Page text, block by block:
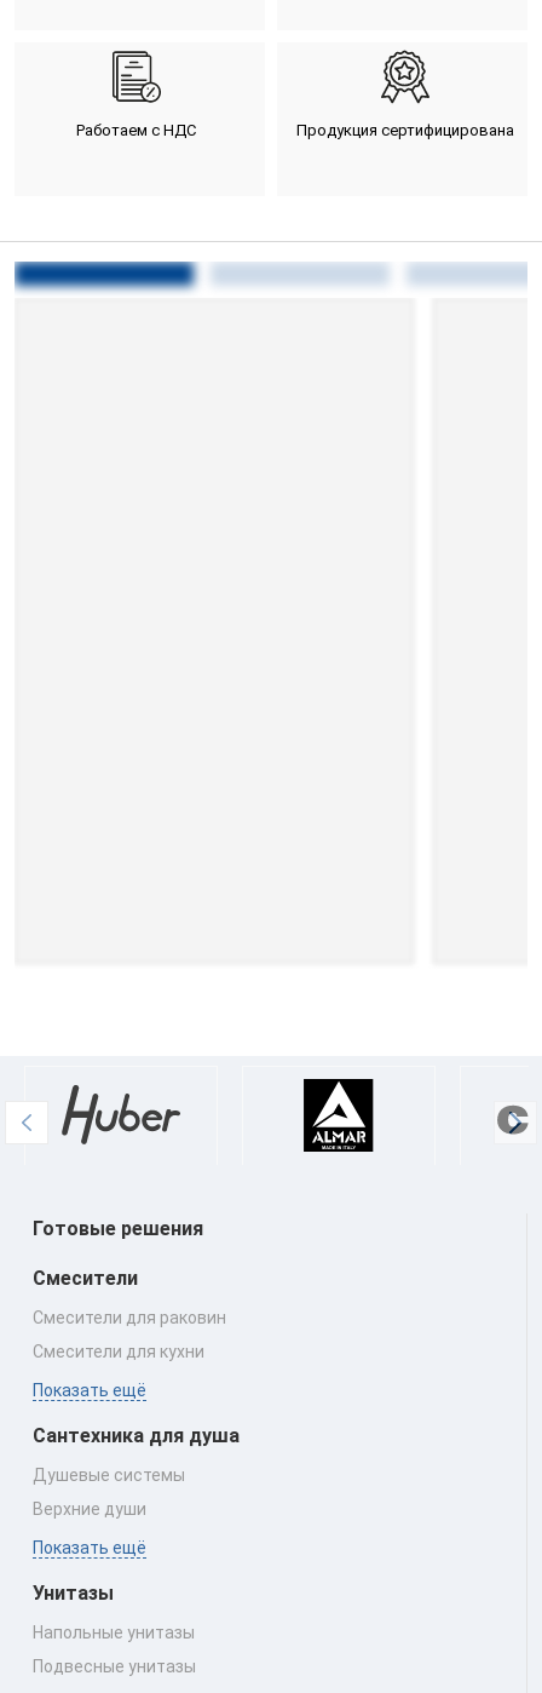
Работаем с НДС Продукция сертифицирована
Готовые решения
Смесители
Смесители для раковин
Смесители для кухни
Показать ещё
Сантехника для душа
Душевые системы
Верхние души
Показать ещё
Унитазы
Напольные унитазы
Подвесные унитазы